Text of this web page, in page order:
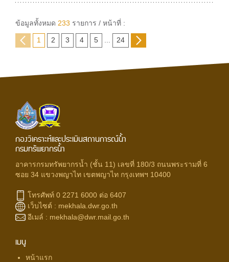
ข้อมูลทั้งหมด 233 รายการ / หน้าที่ :
1 2 3 4 5 24
กองวิเคราะห์และประเมินสถานการณ์น้ำ
กรมทรัพยากรน้ำ
อาคารกรมทรัพยากรน้ำ (ชั้น 11) เลขที่ 180/3 ถนนพระรามที่ 6
ซอย 34 แขวงพญาไท เขตพญาไท กรุงเทพฯ 10400
โทรศัพท์ 0 2271 6000 ต่อ 6407
เว็บไซต์ : mekhala.dwr.go.th
อีเมล์ : mekhala@dwr.mail.go.th
เมนู
หน้าแรก